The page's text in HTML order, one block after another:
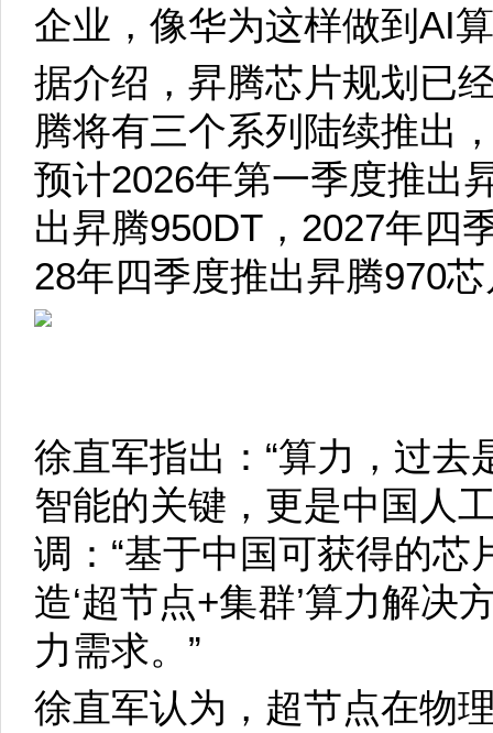
企业，像华为这样做到AI
据介绍，昇腾芯片规划已
腾将有三个系列陆续推出
预计2026年第一季度推出
出昇腾950DT，2027年四
28年四季度推出昇腾970
徐直军指出：“算力，过去
智能的关键，更是中国人
调：“基于中国可获得的芯
造‘超节点+集群’算力解决
力需求。”
徐直军认为，超节点在物